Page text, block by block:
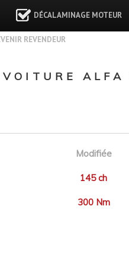
DÉCALAMINAGE MOTEUR
REVENDEUR
Modifiée
145 ch
300 Nm